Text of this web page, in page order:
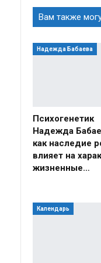
Вам также
Надежда Бабаева
Психогенетик
Надежда
как наследие
влияет на
жизненные…
Календарь